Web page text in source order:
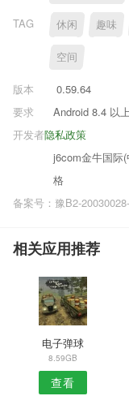
TAG 休闲 趣味
空间
版本
0.59.64
要求
Android 8.4 以上
隐私政策
开发者
j6com金牛国际
格
备案号：豫B2-
相关应用推荐
电子弹球
8.59GB
查看